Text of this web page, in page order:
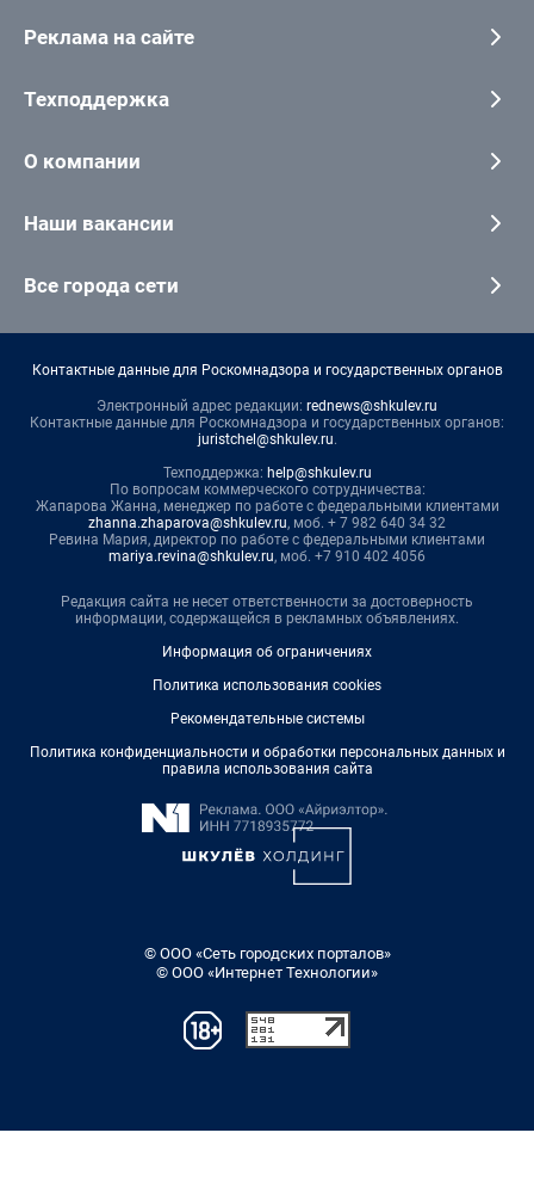
Реклама на сайте
Техподдержка
О компании
Наши вакансии
Все города сети
Контактные данные для Роскомнадзора и государственных органов
Электронный адрес редакции: rednews@shkulev.ru
Контактные данные для Роскомнадзора и государственных органов:
juristchel@shkulev.ru.
Техподдержка: help@shkulev.ru
По вопросам коммерческого сотрудничества:
Жапарова Жанна, менеджер по работе с федеральными клиентами
zhanna.zhaparova@shkulev.ru, моб. + 7 982 640 34 32
Ревина Мария, директор по работе с федеральными клиентами
mariya.revina@shkulev.ru, моб. +7 910 402 4056
Редакция сайта не несет ответственности за достоверность
информации, содержащейся в рекламных объявлениях.
Информация об ограничениях
Политика использования cookies
Рекомендательные системы
Политика конфиденциальности и обработки персональных данных и
правила использования сайта
© ООО «Сеть городских порталов»
© ООО «Интернет Технологии»